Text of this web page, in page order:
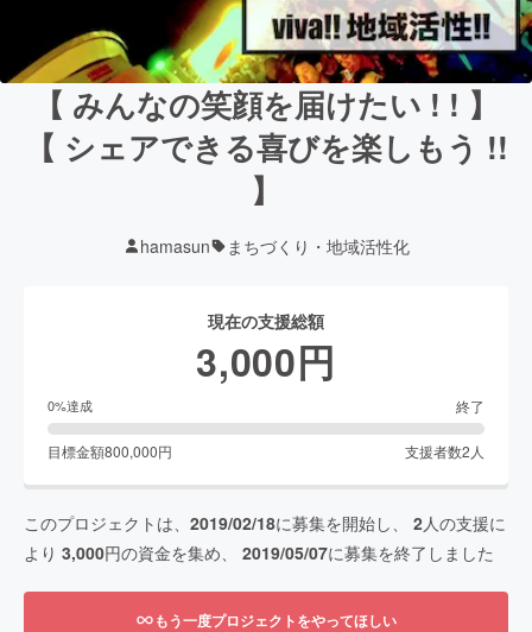
【 みんなの笑顔を届けたい ! ! 】
【 シェアできる喜びを楽しもう !!
】
hamasun まちづくり・地域活性化
現在の支援総額
3,000円
0%達成 終了
目標金額800,000円 支援者数2 人
このプロジェクトは、 2019/02/18に募集を開始し、 2人の支援に
より 3,000円の資金を集め、 2019/05/07に募集を終了しました
もう一度プロジェクトをやってほしい